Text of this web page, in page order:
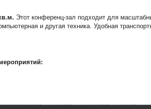
Этот конференц-зал подходит для
и другая техника. Удобная